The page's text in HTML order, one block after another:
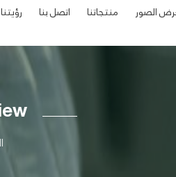
الصور منتجاتنا اتصل بنا رؤيتنا